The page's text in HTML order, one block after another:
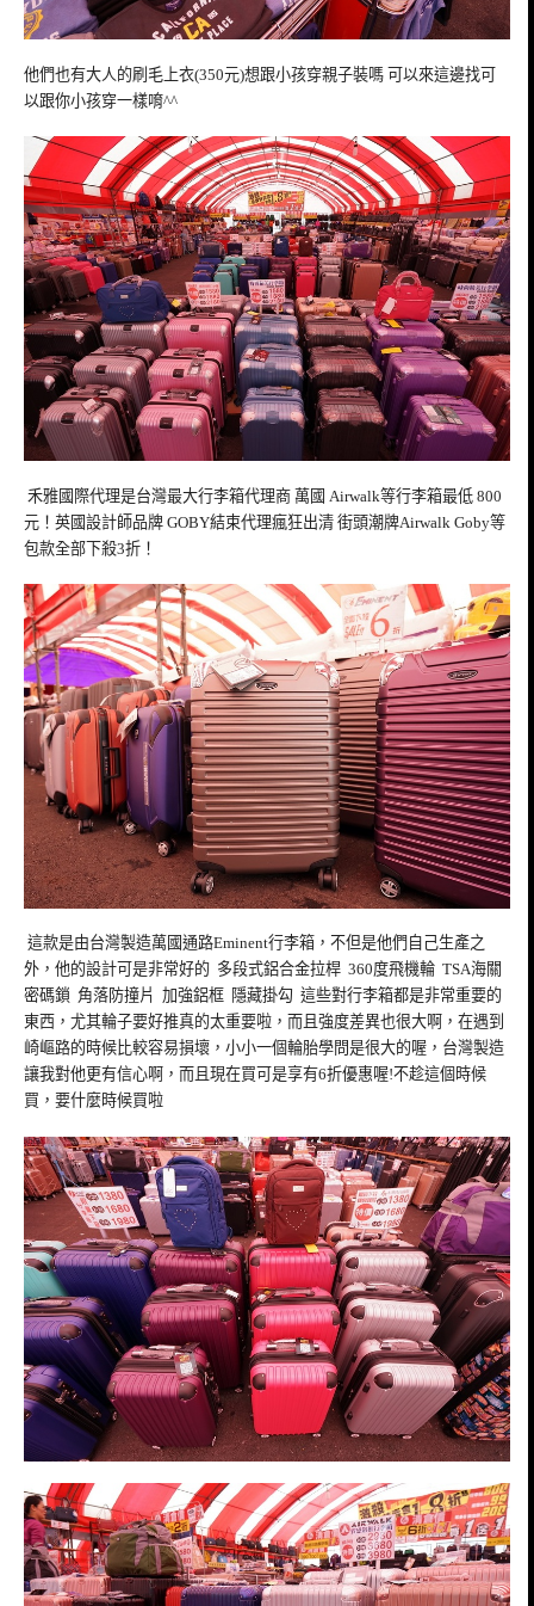
他們也有大人的刷毛上衣(350元)想跟小孩穿親子裝嗎 可以來這邊找可
以跟你小孩穿一樣唷^^
禾雅國際代理是台灣最大行李箱代理商 萬國 Airwalk等行李箱最低 800
元！英國設計師品牌 GOBY結束代理瘋狂出清 街頭潮牌Airwalk Goby等
包款全部下殺3折！
這款是由台灣製造萬國通路Eminent行李箱，不但是他們自己生產之
外，他的設計可是非常好的 多段式鋁合金拉桿 360度飛機輪 TSA海關
密碼鎖 角落防撞片 加強鋁框 隱藏掛勾 這些對行李箱都是非常重要的
東西，尤其輪子要好推真的太重要啦，而且強度差異也很大啊，在遇到
崎嶇路的時候比較容易損壞，小小一個輪胎學問是很大的喔，台灣製造
讓我對他更有信心啊，而且現在買可是享有6折優惠喔!不趁這個時候
買，要什麼時候買啦